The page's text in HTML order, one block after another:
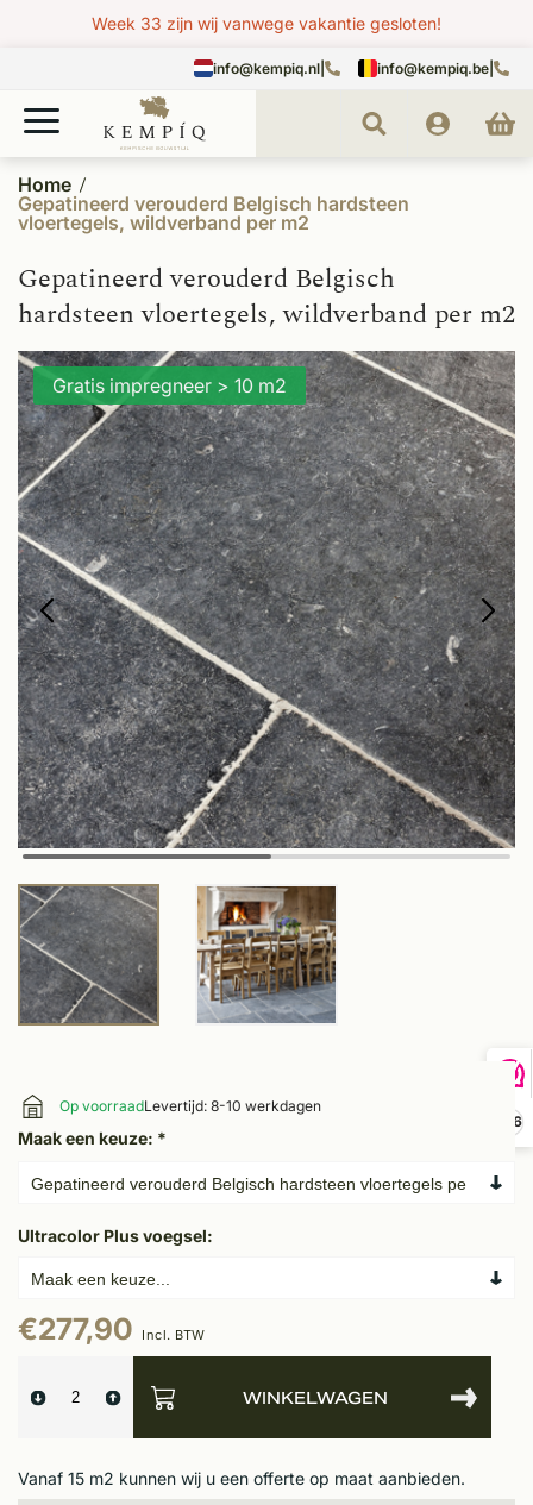
9,6
Week 33 zijn wij vanwege vakantie gesloten!
info@kempiq.nl info@kempiq.be
Home
Gepatineerd verouderd Belgisch hardsteen
vloertegels, wildverband per m2
Gepatineerd verouderd Belgisch
hardsteen vloertegels, wildverband per m2
Gratis impregneer > 10 m2
Op voorraadLevertijd: 8-10 werkdagen
Maak een keuze: *
Ultracolor Plus voegsel:
€277,90 Incl. BTW
WINKELWAGEN
Vanaf 15 m2 kunnen wij u een offerte op maat aanbieden.